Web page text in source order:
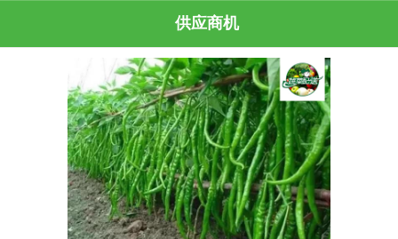
供应商机